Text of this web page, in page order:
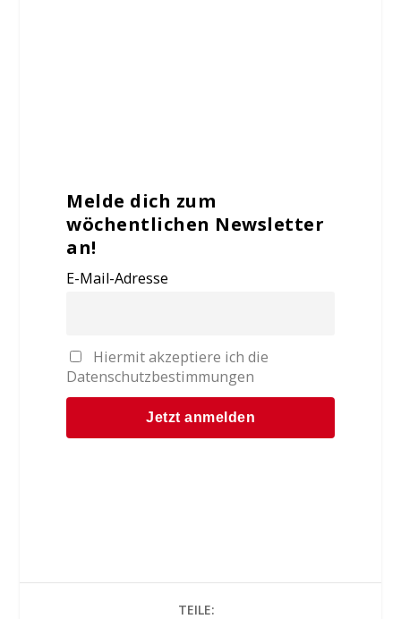
Melde dich zum
wöchentlichen Newsletter
an!
E-Mail-Adresse
Hiermit akzeptiere ich die
Datenschutzbestimmungen
TEILE: